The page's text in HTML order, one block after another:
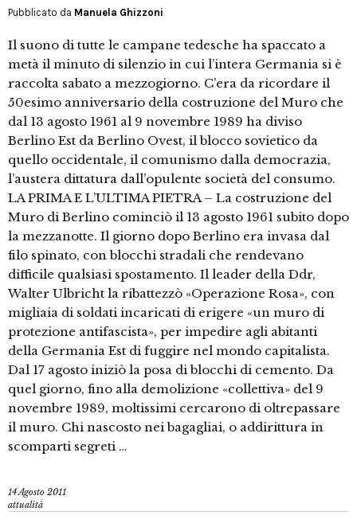
Pubblicato da Manuela Ghizzoni
Il suono di tutte le campane tedesche ha spaccato a
metà il minuto di silenzio in cui l’intera Germania si è
raccolta sabato a mezzogiorno. C’era da ricordare il
50esimo anniversario della costruzione del Muro che
dal 13 agosto 1961 al 9 novembre 1989 ha diviso
Berlino Est da Berlino Ovest, il blocco sovietico da
quello occidentale, il comunismo dalla democrazia,
l’austera dittatura dall’opulente società del consumo.
LA PRIMA E L’ULTIMA PIETRA – La costruzione del
Muro di Berlino cominciò il 13 agosto 1961 subito dopo
la mezzanotte. Il giorno dopo Berlino era invasa dal
filo spinato, con blocchi stradali che rendevano
difficile qualsiasi spostamento. Il leader della Ddr,
Walter Ulbricht la ribattezzò «Operazione Rosa», con
migliaia di soldati incaricati di erigere «un muro di
protezione antifascista», per impedire agli abitanti
della Germania Est di fuggire nel mondo capitalista.
Dal 17 agosto iniziò la posa di blocchi di cemento. Da
quel giorno, fino alla demolizione «collettiva» del 9
novembre 1989, moltissimi cercarono di oltrepassare
il muro. Chi nascosto nei bagagliai, o addirittura in
scomparti segreti …
14 Agosto 2011
attualità